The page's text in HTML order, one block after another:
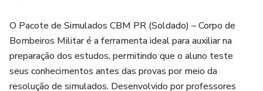
O Pacote de Simulados CBM PR (Soldado) – Corpo de
Bombeiros Militar é a ferramenta ideal para auxiliar na
preparação dos estudos, permitindo que o aluno teste
seus conhecimentos antes das provas por meio da
resolução de simulados. Desenvolvido por professores